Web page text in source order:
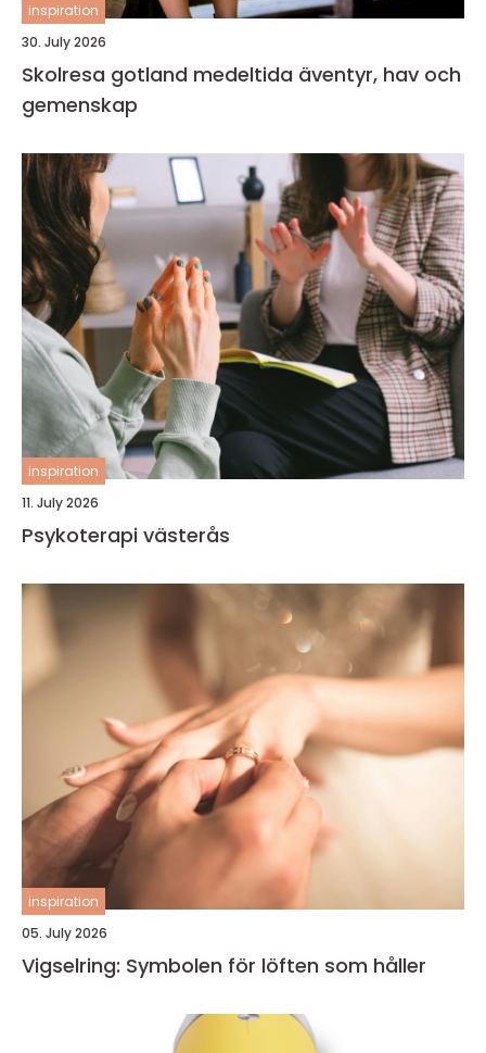
inspiration
30. July 2026
Skolresa gotland medeltida äventyr, hav och
gemenskap
inspiration
11. July 2026
Psykoterapi västerås
inspiration
05. July 2026
Vigselring: Symbolen för löften som håller